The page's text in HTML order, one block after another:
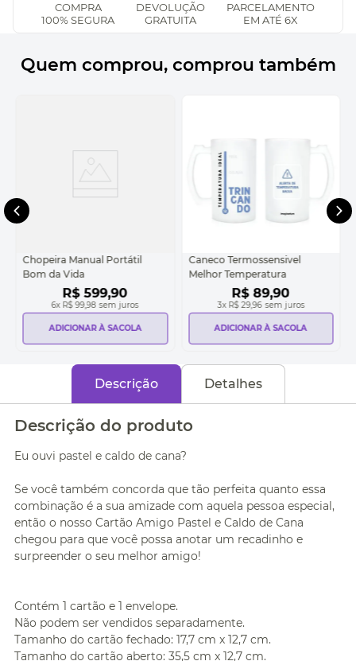
COMPRA
100% SEGURA
DEVOLUÇÃO
GRATUITA
PARCELAMENTO
EM ATÉ 6X
Quem comprou, comprou também
Chopeira Manual Portátil
Bom da Vida
R$ 599,90
6x R$ 99,98 sem juros
ADICIONAR À SACOLA
Caneco Termossensivel
Melhor Temperatura
R$ 89,90
3x R$ 29,96 sem juros
ADICIONAR À SACOLA
Descrição Detalhes
Descrição do produto
Eu ouvi pastel e caldo de cana?
Se você também concorda que tão perfeita quanto essa
combinação é a sua amizade com aquela pessoa especial,
então o nosso Cartão Amigo Pastel e Caldo de Cana
chegou para que você possa anotar um recadinho e
surpreender o seu melhor amigo!
Contém 1 cartão e 1 envelope.
Não podem ser vendidos separadamente.
Tamanho do cartão fechado: 17,7 cm x 12,7 cm.
Tamanho do cartão aberto: 35,5 cm x 12,7 cm.